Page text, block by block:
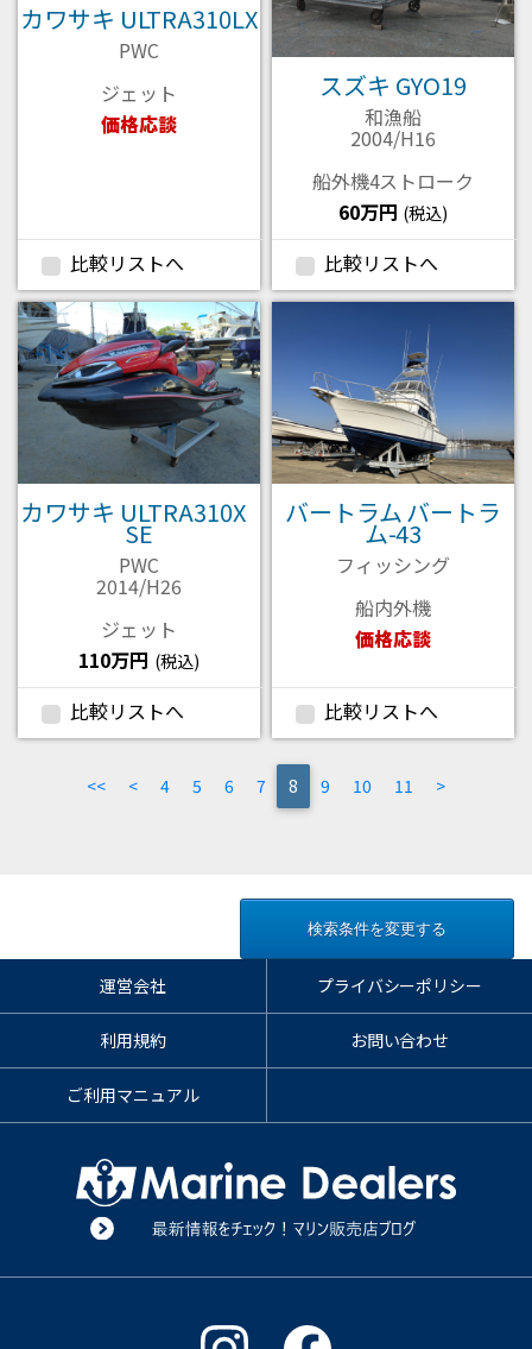
カワサキ ULTRA310LX
PWC
ジェット
価格応談
比較リストへ
スズキ GYO19
和漁船
2004/H16
船外機4ストローク
60万円 (税込)
比較リストへ
カワサキ ULTRA310X
SE
PWC
2014/H26
ジェット
110万円 (税込)
比較リストへ
バートラム バートラ
ム-43
フィッシング
船内外機
価格応談
比較リストへ
<< < 4 5 6 7 (current)
8 9 10 11 >
検索条件を変更する
運営会社 プライバシーポリシー
利用規約 お問い合わせ
ご利用マニュアル